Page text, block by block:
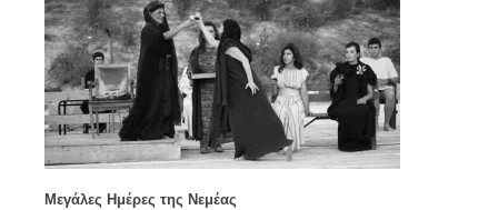
Μεγάλες Ημέρες της Νεμέας